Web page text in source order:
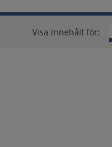
Visa innehåll för: